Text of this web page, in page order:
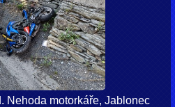
Nehoda motorkáře, Jablonec